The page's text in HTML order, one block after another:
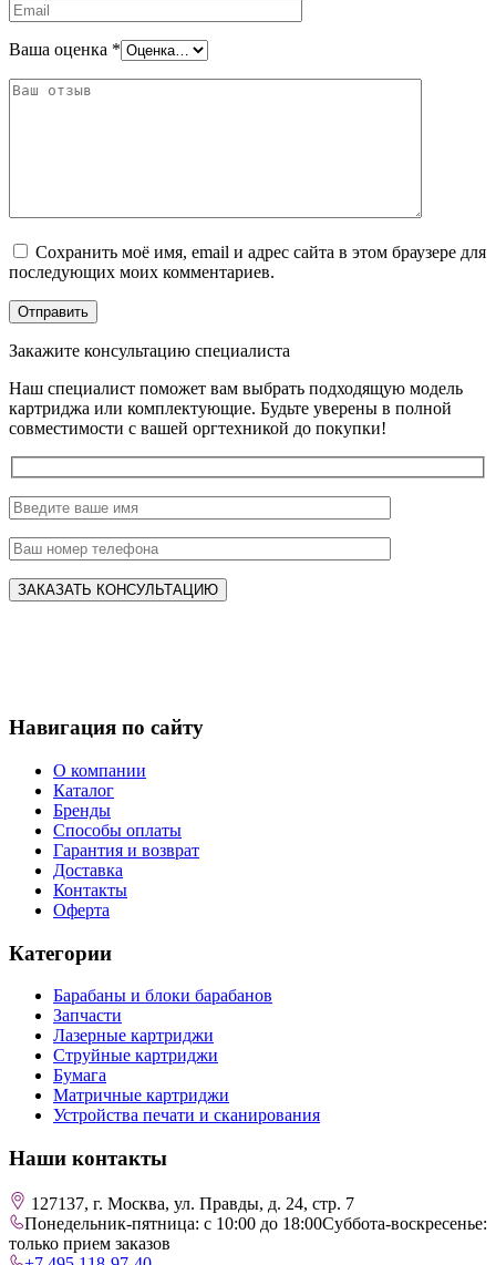
Ваша оценка *
Сохранить моё имя, email и адрес сайта в этом браузере для
последующих моих комментариев.
Закажите консультацию специалиста
Наш специалист поможет вам выбрать подходящую модель
картриджа или комплектующие. Будьте уверены в полной
совместимости с вашей оргтехникой до покупки!
Навигация по сайту
О компании
Каталог
Бренды
Способы оплаты
Гарантия и возврат
Доставка
Контакты
Оферта
Категории
Барабаны и блоки барабанов
Запчасти
Лазерные картриджи
Струйные картриджи
Бумага
Матричные картриджи
Устройства печати и сканирования
Наши контакты
127137, г. Москва, ул. Правды, д. 24, стр. 7
Понедельник-пятница: с 10:00 до 18:00Суббота-воскресенье:
только прием заказов